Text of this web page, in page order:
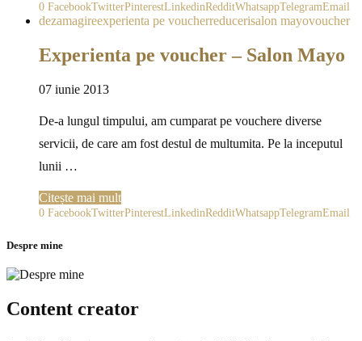
0 FacebookTwitterPinterestLinkedinRedditWhatsappTelegramEmail
dezamagireexperienta pe voucherreducerisalon mayovoucher
Experienta pe voucher – Salon Mayo
07 iunie 2013
De-a lungul timpului, am cumparat pe vouchere diverse
servicii, de care am fost destul de multumita. Pe la inceputul
lunii …
Citește mai mult
0 FacebookTwitterPinterestLinkedinRedditWhatsappTelegramEmail
Despre mine
Content creator